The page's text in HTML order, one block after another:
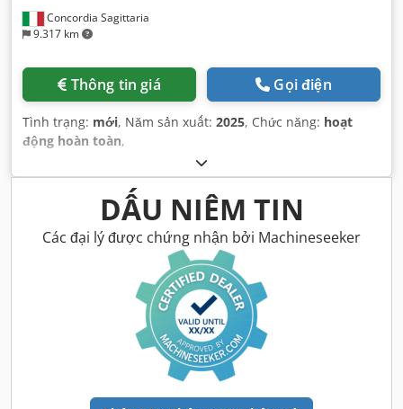
Concordia Sagittaria
9.317 km
Thông tin giá Gọi điện
Tình trạng: mới, Năm sản xuất: 2025, Chức năng: hoạt
động hoàn toàn,
DẤU NIÊM TIN
Các đại lý được chứng nhận bởi Machineseeker